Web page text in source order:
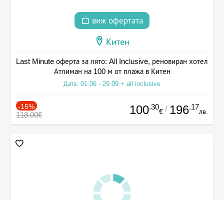
виж офертата
Китен
Last Minute оферта за лято: All Inclusive, реновиран хотел
Атлиман на 100 м от плажа в Китен
Дата: 01.06 - 29.09 + all inclusive
-15%
118.00€ 100.30
€ / 196.17
лв.